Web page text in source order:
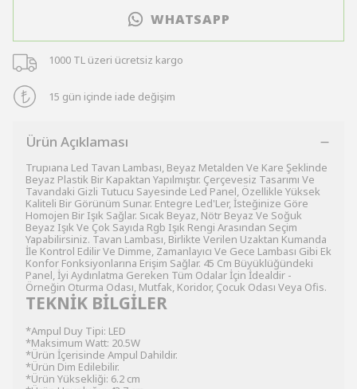
WHATSAPP
1000 TL üzeri ücretsiz kargo
15 gün içinde iade değişim
Ürün Açıklaması
Trupıana Led Tavan Lambası, Beyaz Metalden Ve Kare Şeklinde
Beyaz Plastik Bir Kapaktan Yapılmıştır. Çerçevesiz Tasarımı Ve
Tavandaki Gizli Tutucu Sayesinde Led Panel, Özellikle Yüksek
Kaliteli Bir Görünüm Sunar. Entegre Led'Ler, İsteğinize Göre
Homojen Bir Işık Sağlar. Sıcak Beyaz, Nötr Beyaz Ve Soğuk
Beyaz Işık Ve Çok Sayıda Rgb Işık Rengi Arasından Seçim
Yapabilirsiniz. Tavan Lambası, Birlikte Verilen Uzaktan Kumanda
İle Kontrol Edilir Ve Dimme, Zamanlayıcı Ve Gece Lambası Gibi Ek
Konfor Fonksiyonlarına Erişim Sağlar. 45 Cm Büyüklüğündeki
Panel, İyi Aydınlatma Gereken Tüm Odalar İçin İdealdir -
Örneğin Oturma Odası, Mutfak, Koridor, Çocuk Odası Veya Ofis.
TEKNİK BİLGİLER
*Ampul Duy Tipi: LED
*Maksimum Watt: 20.5W
*Ürün İçerisinde Ampul Dahildir.
*Ürün Dim Edilebilir.
*Ürün Yüksekliği: 6.2 cm